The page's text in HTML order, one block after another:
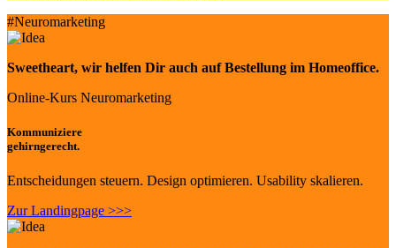
#Neuromarketing
Sweetheart, wir helfen Dir auch auf Bestellung im Homeoffice.
Online-Kurs Neuromarketing
Kommuniziere
gehirngerecht.
Entscheidungen steuern. Design optimieren. Usability skalieren.
Zur Landingpage >>>